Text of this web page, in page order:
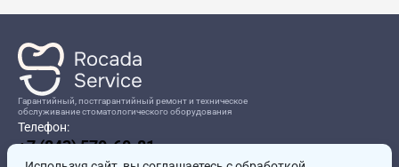
Гарантийный, постгарантийный ремонт и техническое
обслуживание стоматологического оборудования
Телефон:
+7 (843) 570-60-81